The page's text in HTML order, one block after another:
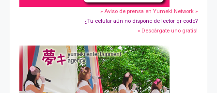
» Aviso de prensa en Yumeki Network »
¿Tu celular aún no dispone de lector qr-code?
» Descárgate uno gratis!